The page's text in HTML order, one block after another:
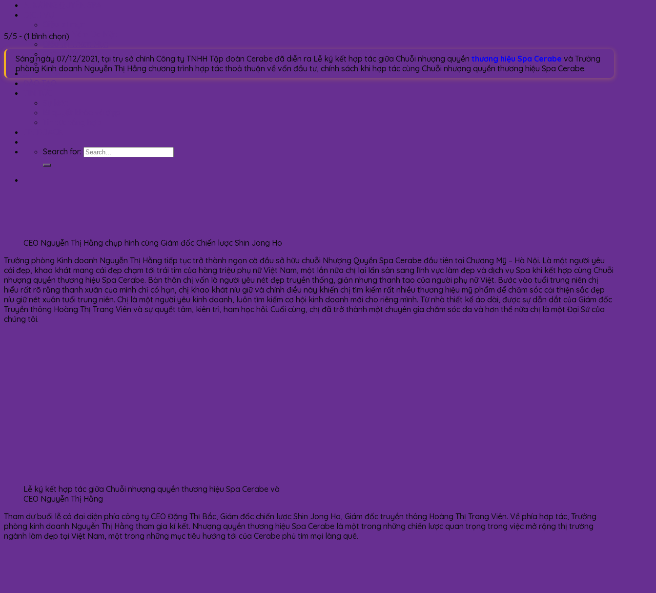
Điều Trị Nám Da Mặt
Chăm Sóc Da
Căng Bóng Trẻ Hóa Da
SẢN PHẨM
Search for:
5/5 - (1 bình chọn)
Sáng ngày 07/12/2021, tại trụ sở chính Công ty TNHH Tập đoàn Cerabe đã diễn ra Lễ ký kết hợp tác giữa Chuỗi nhượng quyền thương hiệu Spa Cerabe và Trưởng
phòng Kinh doanh Nguyễn Thị Hằng chương trình hợp tác thoả thuận về vốn đầu tư, chính sách khi hợp tác cùng Chuỗi nhượng quyền thương hiệu Spa Cerabe.
CEO Nguyễn Thị Hằng chụp hình cùng Giám đốc Chiến lược Shin Jong Ho
Trưởng phòng Kinh doanh Nguyễn Thị Hằng tiếp tục trở thành ngọn cờ đầu sở hữu chuỗi Nhượng Quyền Spa Cerabe đầu tiên tại Chương Mỹ – Hà Nội. Là một người yêu
cái đẹp, khao khát mang cái đẹp chạm tới trái tim của hàng triệu phụ nữ Việt Nam, một lần nữa chị lại lấn sân sang lĩnh vực làm đẹp và dịch vụ Spa khi kết hợp cùng Chuỗi
nhượng quyền thương hiệu Spa Cerabe. Bản thân chị vốn là người yêu nét đẹp truyền thống, giản nhưng thanh tao của người phụ nữ Việt. Bước vào tuổi trung niên chị
hiểu rất rõ rằng thanh xuân của mình chỉ có hạn, chị khao khát níu giữ và chính điều này khiến chị tìm kiếm rất nhiều thương hiệu mỹ phẩm để chăm sóc cải thiện sắc đẹp
níu giữ nét xuân tuổi trung niên. Chị là một người yêu kinh doanh, luôn tìm kiếm cơ hội kinh doanh mới cho riêng mình. Từ nhà thiết kế áo dài, được sự dẫn dắt của Giám đốc
Truyền thông Hoàng Thị Trang Viên và sự quyết tâm, kiên trì, ham học hỏi. Cuối cùng, chị đã trở thành một chuyên gia chăm sóc da và hơn thế nữa chị là một Đại Sứ của
chúng tôi.
Lễ ký kết hợp tác giữa Chuỗi nhượng quyền thương hiệu Spa Cerabe và
CEO Nguyễn Thị Hằng
Tham dự buổi lễ có đại diện phía công ty CEO Đặng Thị Bắc, Giám đốc chiến lược Shin Jong Ho, Giám đốc truyền thông Hoàng Thị Trang Viên. Về phía hợp tác, Trưởng
phòng kinh doanh Nguyễn Thị Hằng tham gia kí kết. Nhượng quyền thương hiệu Spa Cerabe là một trong những chiến lược quan trọng trong việc mở rộng thị trường
ngành làm đẹp tại Việt Nam, một trong những mục tiêu hướng tới của Cerabe phủ tím mọi làng quê.